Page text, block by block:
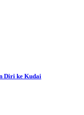
Diri ke Kudai